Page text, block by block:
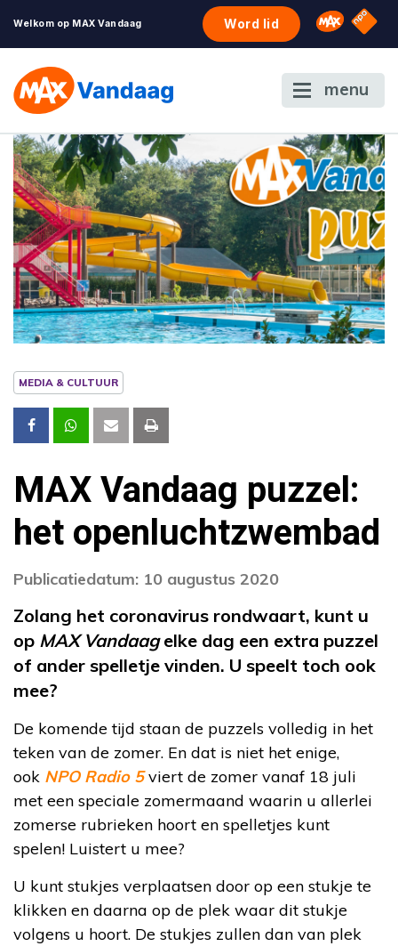
Welkom op MAX Vandaag Word lid Omroep
NPO
menu
MEDIA & CULTUUR
MAX Vandaag puzzel:
het openluchtzwembad
Publicatiedatum: 10 augustus 2020
Zolang het coronavirus rondwaart, kunt u
op MAX Vandaagelke dag een extra puzzel
of ander spelletje vinden. U speelt toch ook
mee?
De komende tijd staan de puzzels volledig in het
teken van de zomer. En dat is niet het enige,
ook NPO Radio 5viert de zomer vanaf 18 juli
met een speciale zomermaand waarin u allerlei
zomerse rubrieken hoort en spelletjes kunt
spelen! Luistert u mee?
U kunt stukjes verplaatsen door op een stukje te
klikken en daarna op de plek waar dit stukje
volgens u hoort. De stukjes zullen dan van plek